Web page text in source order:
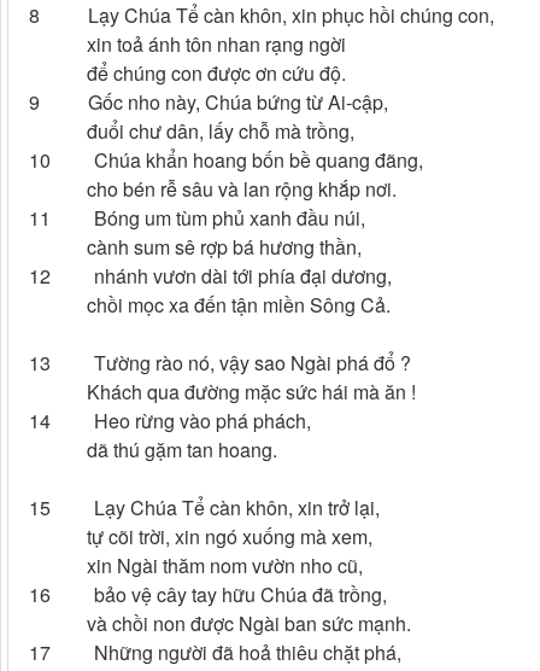
8 Lạy Chúa Tể càn khôn, xin phục hồi chúng con,
xin toả ánh tôn nhan rạng ngời
để chúng con được ơn cứu độ.
9 Gốc nho này, Chúa bứng từ Ai-cập,
đuổi chư dân, lấy chỗ mà trồng,
10 Chúa khẩn hoang bốn bề quang đãng,
cho bén rễ sâu và lan rộng khắp nơi.
11 Bóng um tùm phủ xanh đầu núi,
cành sum sê rợp bá hương thần,
12 nhánh vươn dài tới phía đại dương,
chồi mọc xa đến tận miền Sông Cả.
13 Tường rào nó, vậy sao Ngài phá đổ ?
Khách qua đường mặc sức hái mà ăn !
14 Heo rừng vào phá phách,
dã thú gặm tan hoang.
15 Lạy Chúa Tể càn khôn, xin trở lại,
tự cõi trời, xin ngó xuống mà xem,
xin Ngài thăm nom vườn nho cũ,
16 bảo vệ cây tay hữu Chúa đã trồng,
và chồi non được Ngài ban sức mạnh.
17 Những người đã hoả thiêu chặt phá,